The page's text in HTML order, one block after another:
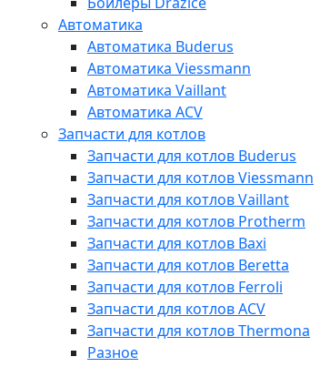
Автоматика
Автоматика Buderus
Автоматика Viessmann
Автоматика Vaillant
Автоматика ACV
Запчасти для котлов
Запчасти для котлов Buderus
Запчасти для котлов Viessmann
Запчасти для котлов Vaillant
Запчасти для котлов Protherm
Запчасти для котлов Baxi
Запчасти для котлов Beretta
Запчасти для котлов Ferroli
Запчасти для котлов ACV
Запчасти для котлов Thermona
Разное